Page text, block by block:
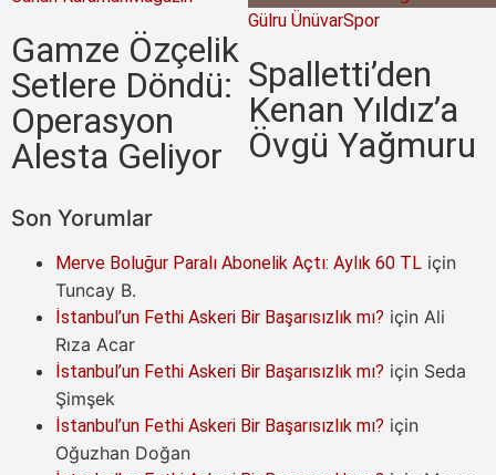
Gamze Özçelik
Setlere Döndü:
Operasyon
Alesta Geliyor
Gülru ÜnüvarSpor
Spalletti’den
Kenan Yıldız’a
Övgü Yağmuru
Son Yorumlar
Merve Boluğur Paralı Abonelik Açtı: Aylık 60 TL için
Tuncay B.
İstanbul’un Fethi Askeri Bir Başarısızlık mı? için Ali
Rıza Acar
İstanbul’un Fethi Askeri Bir Başarısızlık mı? için Seda
Şimşek
İstanbul’un Fethi Askeri Bir Başarısızlık mı? için
Oğuzhan Doğan